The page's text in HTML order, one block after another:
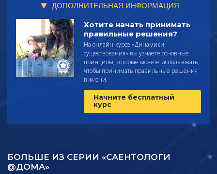
ДОПОЛНИТЕЛЬНАЯ ИНФОРМАЦИЯ
Хотите начать принимать
правильные решения?
На онлайн-курсе «Динамики
существования» вы узнаете основные
принципы, которые можете использовать,
чтобы принимать правильные решения
в жизни.
Начните бесплатный
курс
БОЛЬШЕ ИЗ СЕРИИ «САЕНТОЛОГИ
@ДОМА»